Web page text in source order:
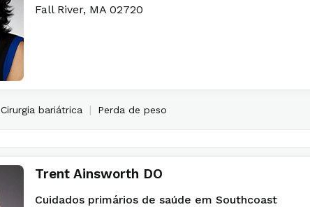
Fall River, MA 02720
Cirurgia bariátrica | Perda de peso
Trent Ainsworth DO
Cuidados primários de saúde em Southcoast